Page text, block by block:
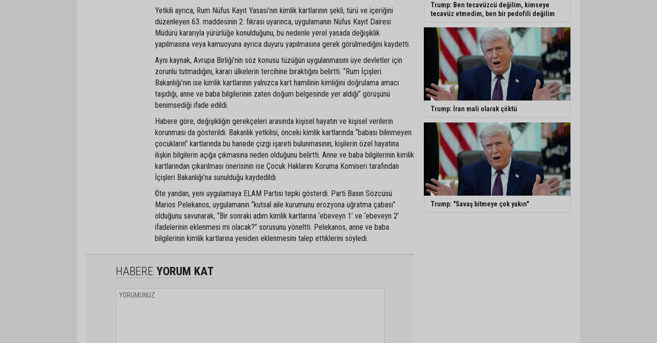
Yetkili ayrıca, Rum Nüfus Kayıt Yasası’nın kimlik kartlarının şekli, türü ve içeriğini
düzenleyen 63. maddesinin 2. fıkrası uyarınca, uygulamanın Nüfus Kayıt Dairesi
Müdürü kararıyla yürürlüğe konulduğunu, bu nedenle yerel yasada değişiklik
yapılmasına veya kamuoyuna ayrıca duyuru yapılmasına gerek görülmediğini kaydetti.
Aynı kaynak, Avrupa Birliği’nin söz konusu tüzüğün uygulanmasını üye devletler için
zorunlu tutmadığını, kararı ülkelerin tercihine bıraktığını belirtti. “Rum İçişleri
Bakanlığı’nın ise kimlik kartlarının yalnızca kart hamilinin kimliğini doğrulama amacı
taşıdığı, anne ve baba bilgilerinin zaten doğum belgesinde yer aldığı” görüşünü
benimsediği ifade edildi.
Habere göre, değişikliğin gerekçeleri arasında kişisel hayatın ve kişisel verilerin
korunması da gösterildi. Bakanlık yetkilisi, önceki kimlik kartlarında “babası bilinmeyen
çocukların” kartlarında bu hanede çizgi işareti bulunmasının, kişilerin özel hayatına
ilişkin bilgilerin açığa çıkmasına neden olduğunu belirtti. Anne ve baba bilgilerinin kimlik
kartlarından çıkarılması önerisinin ise Çocuk Haklarını Koruma Komiseri tarafından
İçişleri Bakanlığı’na sunulduğu kaydedildi.
Öte yandan, yeni uygulamaya ELAM Partisi tepki gösterdi. Parti Basın Sözcüsü
Marios Pelekanos, uygulamanın “kutsal aile kurumunu erozyona uğratma çabası”
olduğunu savunarak, “Bir sonraki adım kimlik kartlarına ‘ebeveyn 1’ ve ‘ebeveyn 2’
ifadelerinin eklenmesi mi olacak?” sorusunu yöneltti. Pelekanos, anne ve baba
bilgilerinin kimlik kartlarına yeniden eklenmesini talep ettiklerini söyledi.
HABERE YORUM KAT
Trump: Ben tecavüzcü değilim, kimseye
tecavüz etmedim, ben bir pedofili değilim
Trump: İran mali olarak çöktü
Trump: "Savaş bitmeye çok yakın"